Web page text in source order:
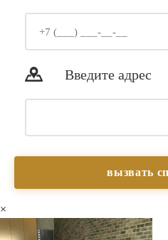
Введите адрес
×